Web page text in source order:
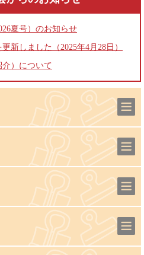
夏号）のお知らせ
新しました（2025年4月28日）
）について